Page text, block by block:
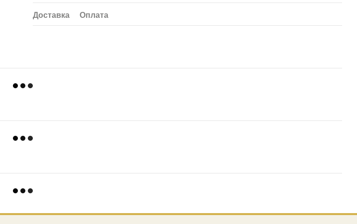
Доставка Оплата